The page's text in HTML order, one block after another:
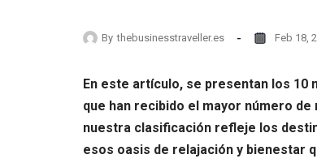
By thebusinesstraveller.es Feb 18,
En este artículo, se presentan los
que han recibido el mayor número
nuestra clasificación refleje los
esos oasis de relajación y bienestar